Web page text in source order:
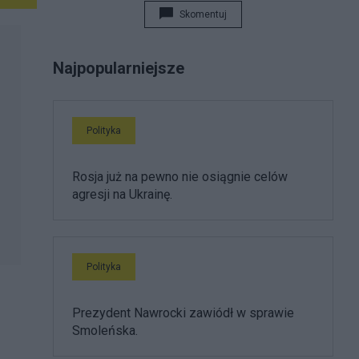
Skomentuj
Najpopularniejsze
Polityka
Rosja już na pewno nie osiągnie celów
agresji na Ukrainę.
Polityka
Prezydent Nawrocki zawiódł w sprawie
Smoleńska.